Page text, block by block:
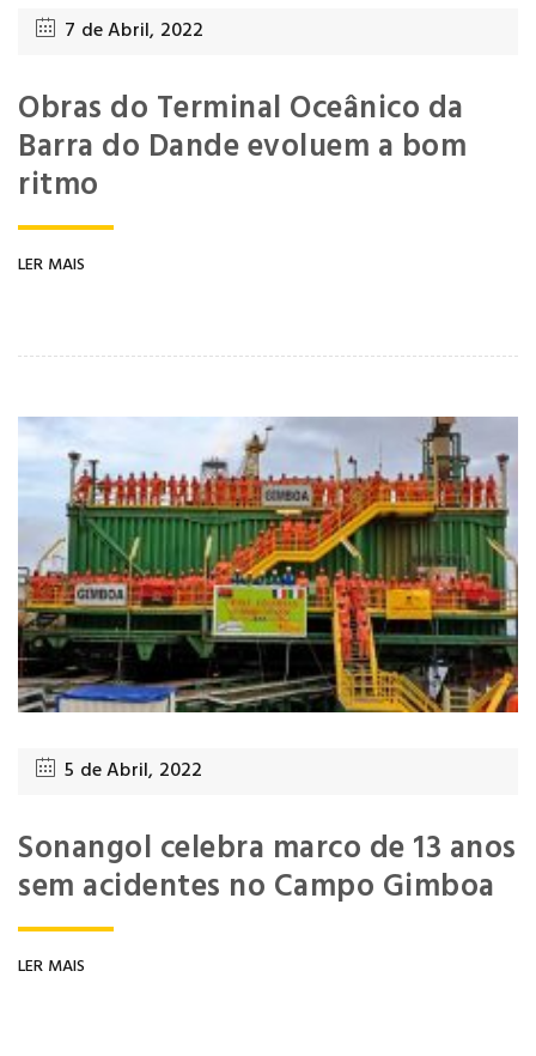
7 de Abril, 2022
Obras do Terminal Oceânico da
Barra do Dande evoluem a bom
ritmo
LER MAIS
5 de Abril, 2022
Sonangol celebra marco de 13 anos
sem acidentes no Campo Gimboa
LER MAIS